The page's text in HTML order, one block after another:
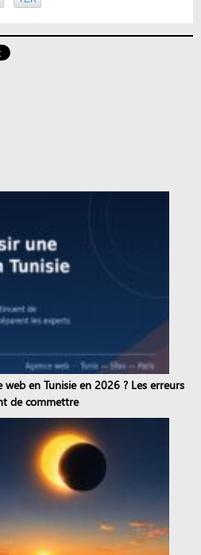
en Tunisie en 2026 ? Les erreurs
de commettre